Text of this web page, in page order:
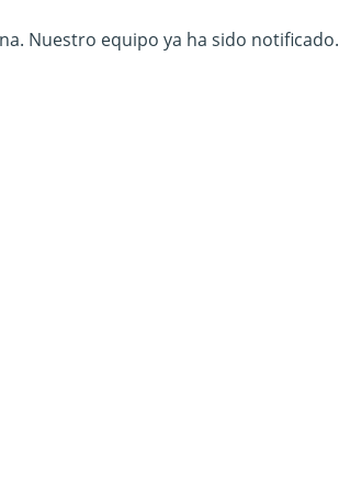
Nuestro equipo ya ha sido notificado.